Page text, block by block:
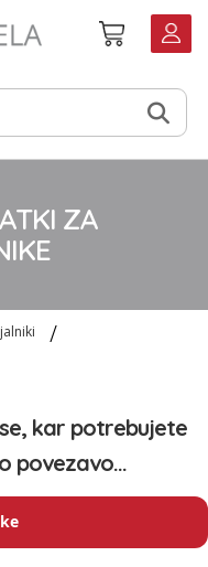
Košarica
ZA
kar potrebujete
povezavo...